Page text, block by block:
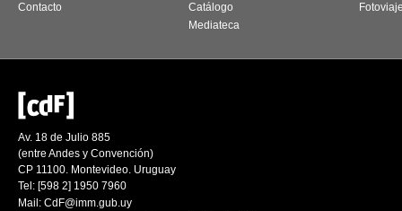
Contacto
Catálogo
Mediateca
Av. 18 de Julio 885
(entre Andes y Convención)
CP 11100. Montevideo. Uruguay
Tel: [598 2] 1950 7960
Mail: CdF@imm.gub.uy